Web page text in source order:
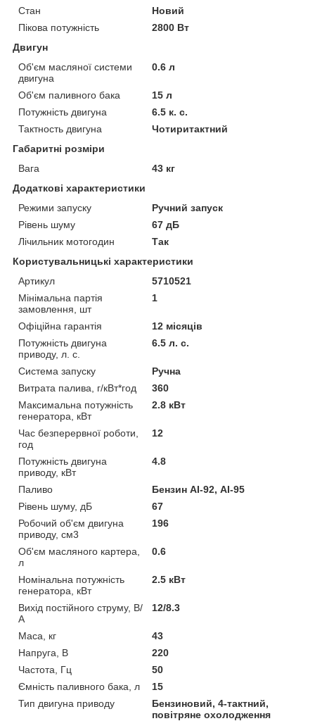
Стан
Новий
Пікова потужність
2800 Вт
Двигун
Об'єм масляної системи
двигуна
0.6 л
Об'єм паливного бака
15 л
Потужність двигуна
6.5 к. с.
Тактность двигуна
Чотиритактний
Габаритні розміри
Вага
43 кг
Додаткові характеристики
Режими запуску
Ручний запуск
Рівень шуму
67 дБ
Лічильник мотогодин
Так
Користувальницькі характеристики
Артикул
5710521
Мінімальна партія
замовлення, шт
1
Офіційна гарантія
12 місяців
Потужність двигуна
приводу, л. с.
6.5 л. с.
Система запуску
Ручна
Витрата палива, г/кВт*год
360
Максимальна потужність
генератора, кВт
2.8 кВт
Час безперервної роботи,
год
12
Потужність двигуна
приводу, кВт
4.8
Паливо
Бензин АІ-92, АІ-95
Рівень шуму, дБ
67
Робочий об'єм двигуна
приводу, см3
196
Об'єм масляного картера,
л
0.6
Номінальна потужність
генератора, кВт
2.5 кВт
Вихід постійного струму, В/
А
12/8.3
Маса, кг
43
Напруга, В
220
Частота, Гц
50
Ємність паливного бака, л
15
Тип двигуна приводу
Бензиновий, 4-тактний,
повітряне охолодження